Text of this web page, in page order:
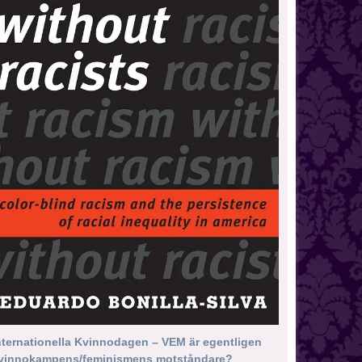
Kvinnodagen – VEM är egentligen
feminismens motståndare?